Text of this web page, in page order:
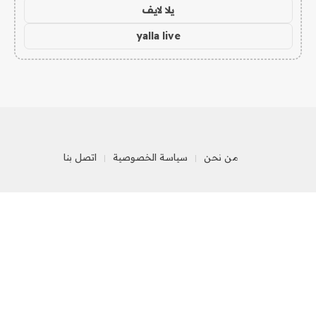
يلا لايف
yalla live
من نحن سياسة الخصوصية اتصل بنا